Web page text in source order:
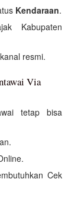
Kendaraan.
Kabupaten
resmi.
Via
tetap bisa
Cek